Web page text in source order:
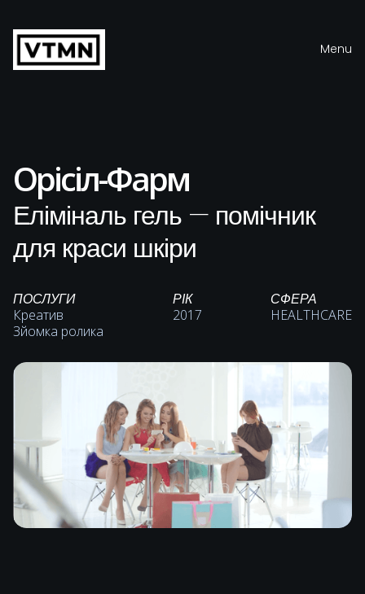
Menu
Орісіл-Фарм
Еліміналь гель — помічник
для краси шкіри
ПОСЛУГИ
Креатив
Зйомка ролика
РІК
2017
СФЕРА
HEALTHCARE